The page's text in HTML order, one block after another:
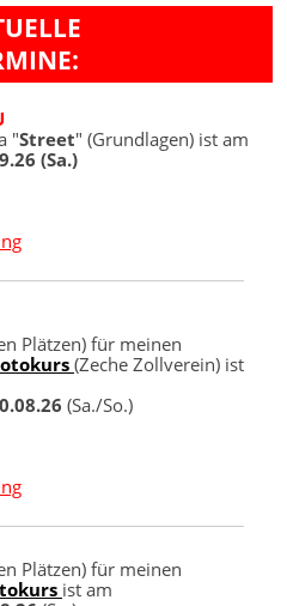
"Street" (Grundlagen) ist am
(Sa.)
Plätzen) für meinen
(Zeche Zollverein) ist
(Sa./So.)
Plätzen) für meinen
ist am